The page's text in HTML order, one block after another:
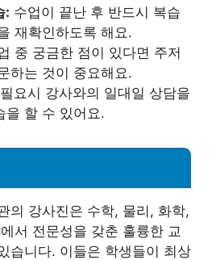
: 수업이 끝난 후 반드시 복습
재확인하도록 해요.
중 궁금한 점이 있다면 주저
하는 것이 중요해요.
필요시 강사와의 일대일 상담을
을 할 수 있어요.
의 강사진은 수학, 물리, 화학,
서 전문성을 갖춘 훌륭한 교
습니다. 이들은 학생들이 최상